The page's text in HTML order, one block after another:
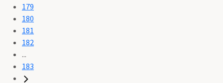
179
180
181
182
...
183